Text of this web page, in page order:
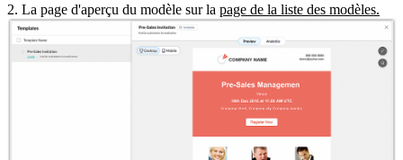
2. La page d'aperçu du modèle sur la page de la liste des modèles.